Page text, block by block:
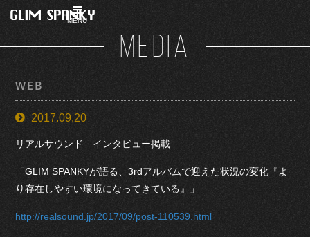
MENU
MEDIA
WEB
2017.09.20
リアルサウンド インタビュー掲載
「GLIM SPANKYが語る、3rdアルバムで迎えた状況の変化『よ
り存在しやすい環境になってきている』」
http://realsound.jp/2017/09/post-110539.html